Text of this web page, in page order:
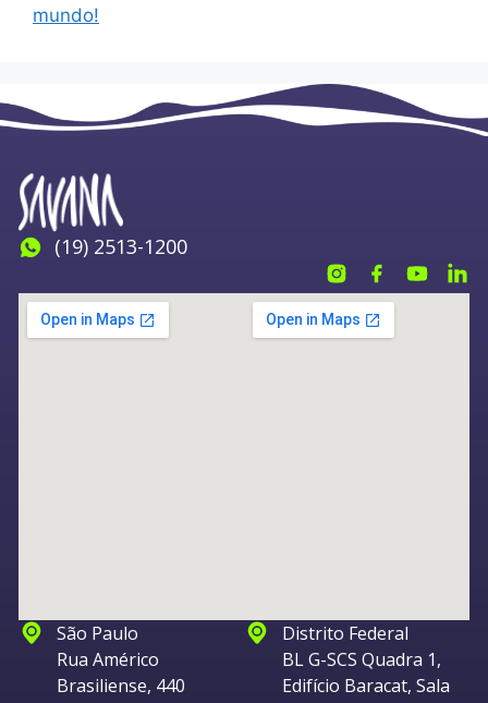
mundo!
(19) 2513-1200
São Paulo
Rua Américo
Brasiliense, 440
Distrito Federal
BL G-SCS Quadra 1,
Edifício Baracat, Sala